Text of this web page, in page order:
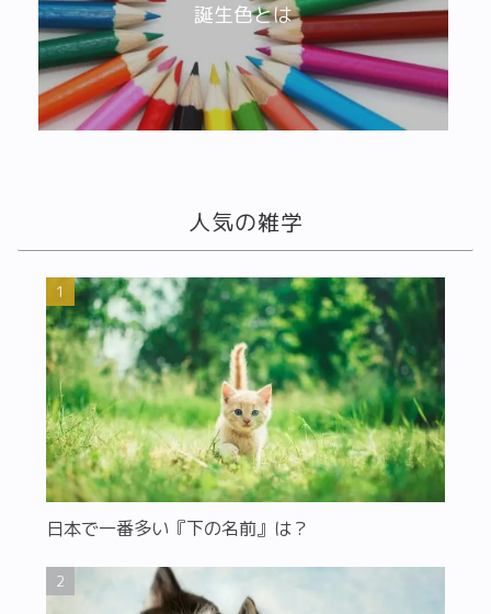
誕生色とは
人気の雑学
日本で一番多い『下の名前』は？